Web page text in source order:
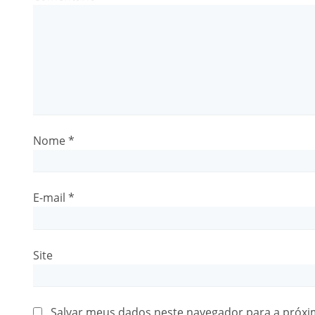
Nome*
E-mail *
Site